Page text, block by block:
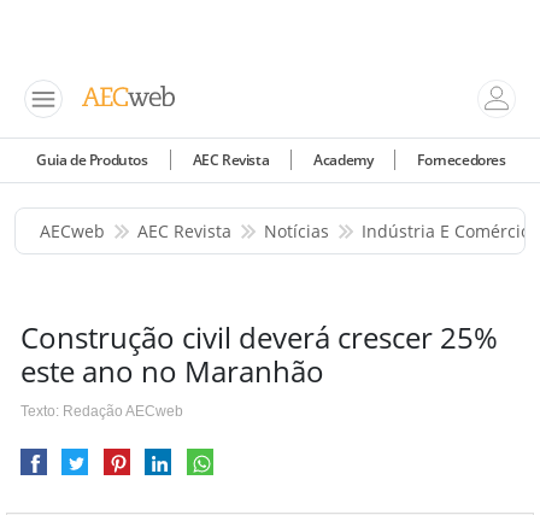
Guia de Produtos AEC Revista Academy Fornecedores
AECweb AEC Revista Notícias Indústria E Comércio
Construção civil deverá crescer 25%
este ano no Maranhão
Texto: Redação AECweb